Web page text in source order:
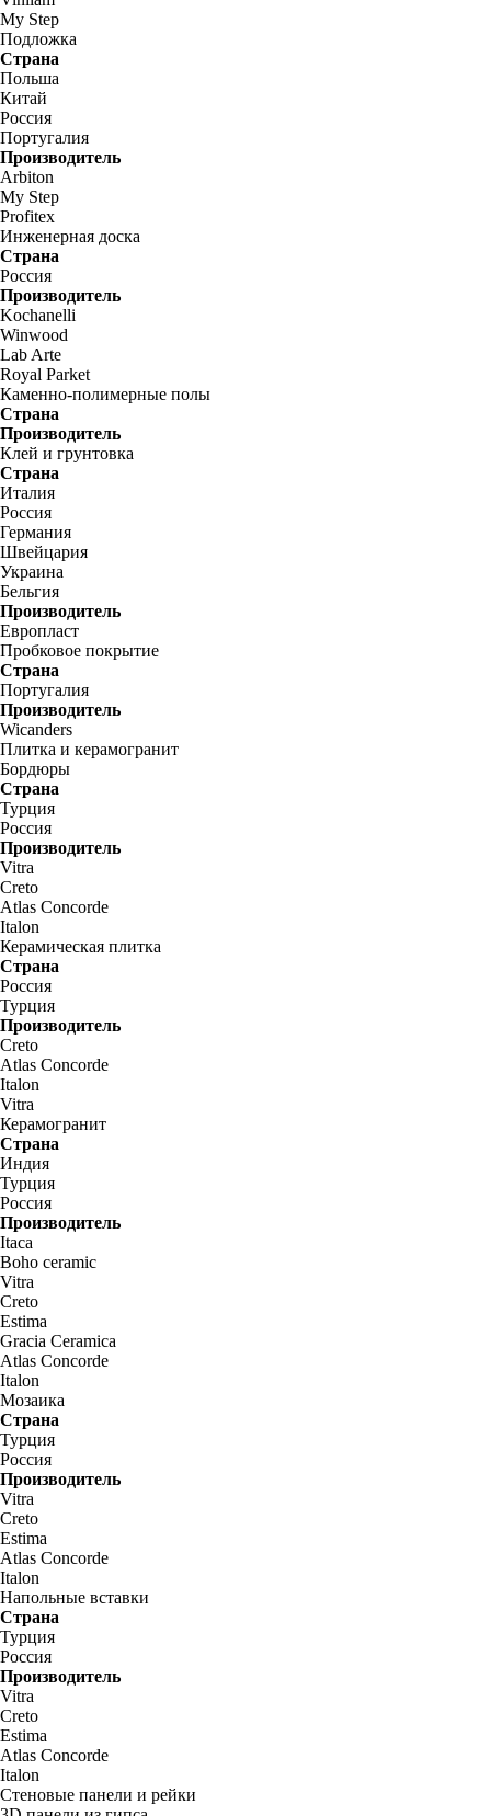
My Step
Подложка
Страна
Польша
Китай
Россия
Португалия
Производитель
Arbiton
My Step
Profitex
Инженерная доска
Страна
Россия
Производитель
Kochanelli
Winwood
Lab Arte
Royal Parket
Каменно-полимерные полы
Страна
Производитель
Клей и грунтовка
Страна
Италия
Россия
Германия
Швейцария
Украина
Бельгия
Производитель
Европласт
Пробковое покрытие
Страна
Португалия
Производитель
Wicanders
Плитка и керамогранит
Бордюры
Страна
Турция
Россия
Производитель
Vitra
Creto
Atlas Concorde
Italon
Керамическая плитка
Страна
Россия
Турция
Производитель
Creto
Atlas Concorde
Italon
Vitra
Керамогранит
Страна
Индия
Турция
Россия
Производитель
Itaca
Boho ceramic
Vitra
Creto
Estima
Gracia Ceramica
Atlas Concorde
Italon
Мозаика
Страна
Турция
Россия
Производитель
Vitra
Creto
Estima
Atlas Concorde
Italon
Напольные вставки
Страна
Турция
Россия
Производитель
Vitra
Creto
Estima
Atlas Concorde
Italon
Стеновые панели и рейки